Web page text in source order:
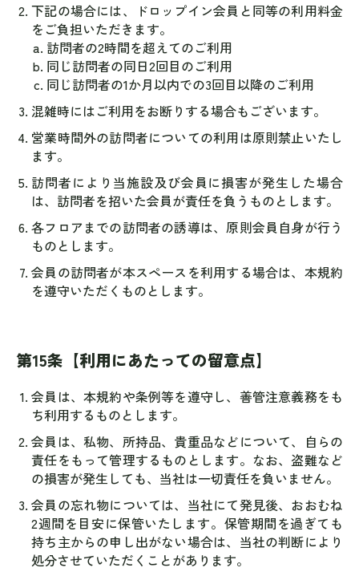
下記の場合には、ドロップイン会員と同等の利用料金
をご負担いただきます。
訪問者の2時間を超えてのご利用
同じ訪問者の同日2回目のご利用
同じ訪問者の1か月以内での3回目以降のご利用
混雑時にはご利用をお断りする場合もございます。
営業時間外の訪問者についての利用は原則禁止いたし
ます。
訪問者により当施設及び会員に損害が発生した場合
は、訪問者を招いた会員が責任を負うものとします。
各フロアまでの訪問者の誘導は、原則会員自身が行う
ものとします。
会員の訪問者が本スペースを利用する場合は、本規約
を遵守いただくものとします。
第15条【利用にあたっての留意点】
会員は、本規約や条例等を遵守し、善管注意義務をも
ち利用するものとします。
会員は、私物、所持品、貴重品などについて、自らの
責任をもって管理するものとします。なお、盗難など
の損害が発生しても、当社は一切責任を負いません。
会員の忘れ物については、当社にて発見後、おおむね
2週間を目安に保管いたします。保管期間を過ぎても
持ち主からの申し出がない場合は、当社の判断により
処分させていただくことがあります。